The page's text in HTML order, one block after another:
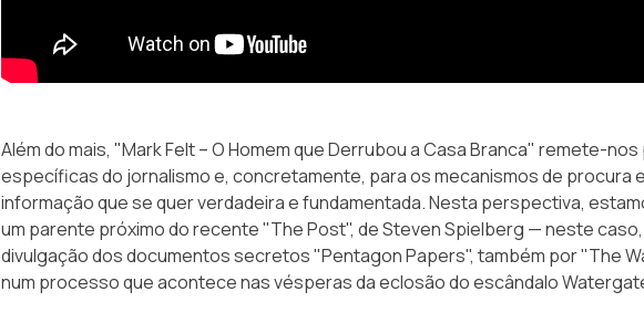
Além do mais, "Mark Felt – O Homem que Derrubou a Casa Branca" remete-
específicas do jornalismo e, concretamente, para os mecanismos de procura
informação que se quer verdadeira e fundamentada. Nesta perspectiva,
um parente próximo do recente"The Post", de Steven Spielberg — neste
divulgação dos documentos secretos "Pentagon Papers", também por "The
num processo que acontece nas vésperas da eclosão do escândalo